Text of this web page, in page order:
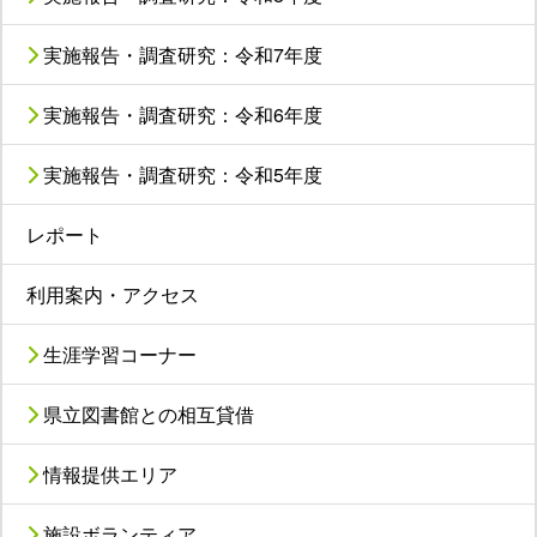
実施報告・調査研究：令和7年度
実施報告・調査研究：令和6年度
実施報告・調査研究：令和5年度
レポート
利用案内・アクセス
生涯学習コーナー
県立図書館との相互貸借
情報提供エリア